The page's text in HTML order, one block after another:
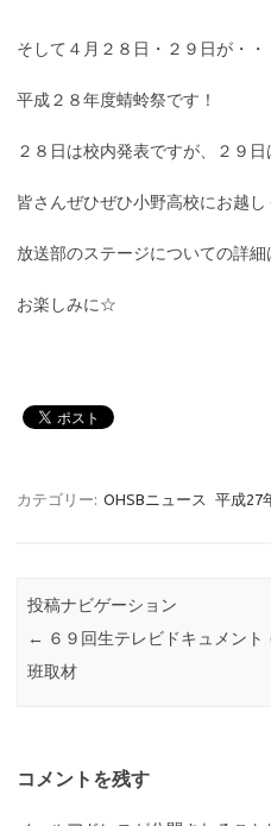
そして４月２８日・２９日が・・
平成２８年度蜻蛉祭です！
２８日は校内発表ですが、２９
皆さんぜひぜひ小野高校にお越し
放送部のステージについての詳
お楽しみに☆
カテゴリー: OHSBニュース 平成27
投稿ナビゲーション
← ６９回生テレビドキュメント
班取材
コメントを残す